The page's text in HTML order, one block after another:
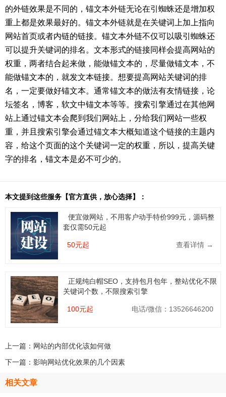
的外链效果是不同的，锚文本外链无论在引蜘蛛还是增加权
重上都是效果最好的。锚文本外链就是在关键词上加上指向
网站首页或者内链的链接。锚文本外链不仅可以吸引蜘蛛还
可以提升关键词的排名。文本形式的链接同样会提高网站的
权重，两者结合起来做，能做锚文本的，尽量做锚文本，不
能做锚文本的，就发文本链接。想要提高网站关键词的排
名，一定要做好锚文本。通常锚文本的做法有友情链接，论
坛签名，博客，软文中锚文本等等。搜索引擎通过在其他网
站上通过锚文本会爬到我们网站上，分给我们网站一些权
重，并且搜索引擎会通过锚文本大概知道这个链接的主题内
容，给这个页面的这个关键词一定的权重，所以，提高关键
字的排名，锚文本是必不可少的。
本文提到这些服务【官方直供，放心选择】：
便宜做网站，不用客户动手特价999元，源码整
套仅需50元起
50元起 查看详情 →
正规纯白帽SEO，支持包月包年，整站优化不限
关键词个数，不限搜索引擎
100元起 电话/微信：13526646200
上一篇： 网站的内部优化该如何做
下一篇： 影响网站优化效果的几个因素
相关文章